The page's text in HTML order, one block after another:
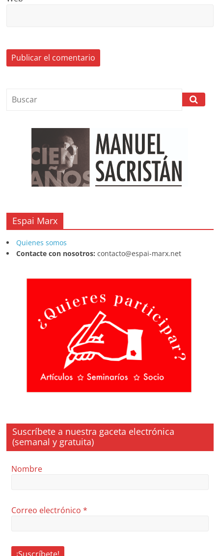
Espai Marx
Quienes somos
Contacte con nosotros: contacto@espai-marx.net
Suscríbete a nuestra gaceta electrónica
(semanal y gratuita)
Nombre
Correo electrónico*